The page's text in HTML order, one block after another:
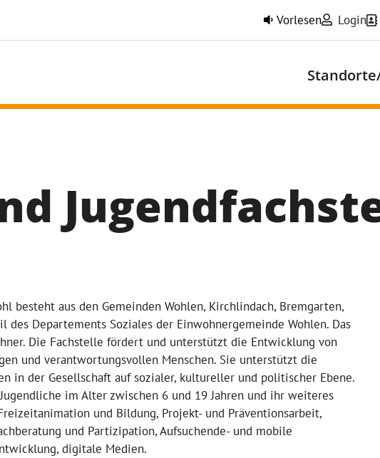
Login
Vorlesen
besteht aus den Gemeinden Wohlen, Kirchlindach, Bremgarten,
des Departements Soziales der Einwohnergemeinde Wohlen. Das
Die Fachstelle fördert und unterstützt die Entwicklung von
und verantwortungsvollen Menschen. Sie unterstützt die
in der Gesellschaft auf sozialer, kultureller und politischer Ebene.
im Alter zwischen 6 und 19 Jahren und ihr weiteres
und Bildung, Projekt- und Präventionsarbeit,
und Partizipation, Aufsuchende- und mobile
digitale Medien.